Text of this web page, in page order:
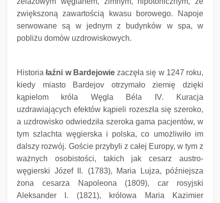
zwiększoną zawartością kwasu borowego.
Napoje
serwowane są w jednym z budynków w spa, w
pobliżu domów uzdrowiskowych.
Historiałaźni w Bardejowiezaczęła się w 1247 roku,
kiedy miasto Bardejov otrzymało ziemię dzięki
kąpielom króla Węgla Béla IV.
Kuracja
uzdrawiających efektów kąpieli rozeszła się szeroko,
a uzdrowisko odwiedziła szeroka gama pacjentów, w
tym szlachta węgierska i polska, co umożliwiło im
dalszy rozwój. Goście przybyli z całej Europy, w tym z
ważnych osobistości, takich jak cesarz austro-
węgierski Józef II.
(1783), Maria Lujza, późniejsza
żona cesarza Napoleona (1809), car rosyjski
Aleksander I. (1821), królowa Maria Kazimier